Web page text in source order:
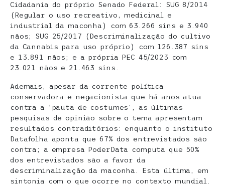
Cidadania do próprio Senado Federal: SUG 8/2014
(Regular o uso recreativo, medicinal e
industrial da maconha) com 63.266 sins e 3.940
nãos; SUG 25/2017 (Descriminalização do cultivo
da Cannabis para uso próprio) com 126.387 sins
e 13.891 nãos; e a própria PEC 45/2023 com
23.021 nãos e 21.463 sins.
Ademais, apesar da corrente política
conservadora e negacionista que há anos atua
contra a ‘pauta de costumes’, as últimas
pesquisas de opinião sobre o tema apresentam
resultados contraditórios: enquanto o instituto
Datafolha aponta que 67% dos entrevistados são
contra; a empresa PoderData computa que 50%
dos entrevistados são a favor da
descriminalização da maconha. Esta última, em
sintonia com o que ocorre no contexto mundial.